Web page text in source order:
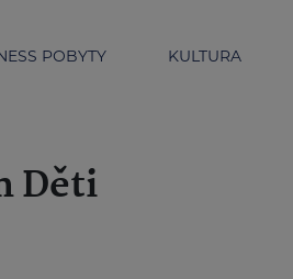
POBYTY KULTURA
Děti